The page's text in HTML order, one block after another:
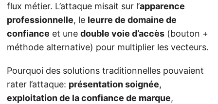
flux métier. L’attaque misait sur l’apparence
professionnelle, le leurre de domaine de
confiance et une double voie d’accès (bouton +
méthode alternative) pour multiplier les vecteurs.
Pourquoi des solutions traditionnelles pouvaient
rater l’attaque: présentation soignée,
exploitation de la confiance de marque,